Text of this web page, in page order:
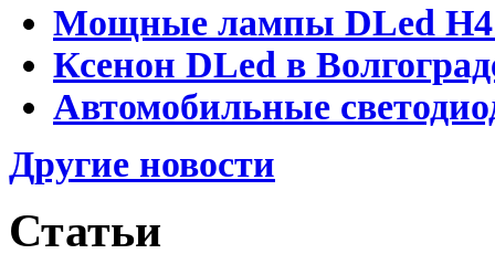
Мощные лампы DLed H4
Ксенон DLed в
Автомобильные
Другие новости
Статьи